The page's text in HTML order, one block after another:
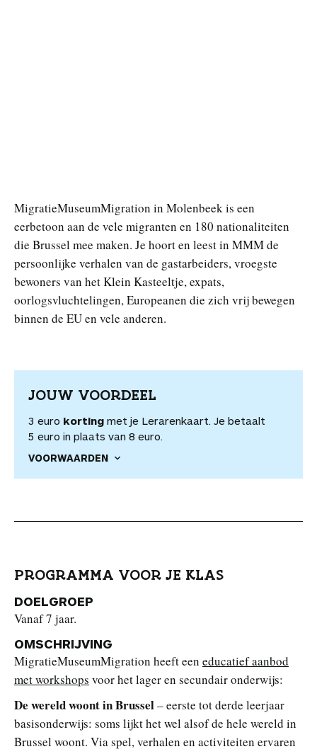
MigratieMuseumMigration in Molenbeek is een
eerbetoon aan de vele migranten en 180 nationaliteiten
die Brussel mee maken. Je hoort en leest in MMM de
persoonlijke verhalen van de gastarbeiders, vroegste
bewoners van het Klein Kasteeltje, expats,
oorlogsvluchtelingen, Europeanen die zich vrij bewegen
binnen de EU en vele anderen.
JOUW VOORDEEL
3 euro korting met je Lerarenkaart. Je betaalt
5 euro in plaats van 8 euro.
VOORWAARDEN
PROGRAMMA VOOR JE KLAS
DOELGROEP
Vanaf 7 jaar.
OMSCHRIJVING
MigratieMuseumMigration heeft een educatief aanbod
met workshops voor het lager en secundair onderwijs:
De wereld woont in Brussel– eerste tot derde leerjaar
basisonderwijs: soms lijkt het wel alsof de hele wereld in
Brussel woont. Via spel, verhalen en activiteiten ervaren